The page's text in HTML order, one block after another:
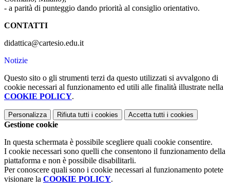
- a parità di punteggio dando priorità al consiglio orientativo.
CONTATTI
didattica@cartesio.edu.it
Notizie
Questo sito o gli strumenti terzi da questo utilizzati si avvalgono di
cookie necessari al funzionamento ed utili alle finalità illustrate nella
COOKIE POLICY.
Personalizza Rifiuta tutti i cookies Accetta tutti i cookies
Gestione cookie
In questa schermata è possibile scegliere quali cookie consentire.
I cookie necessari sono quelli che consentono il funzionamento della
piattaforma e non è possibile disabilitarli.
Per conoscere quali sono i cookie necessari al funzionamento potete
visionare la COOKIE POLICY.